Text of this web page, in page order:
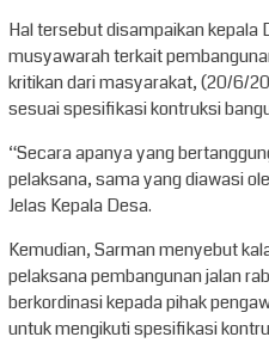
Hal tersebut disampaikan kepala
musyawarah terkait
kritikan dari masyarakat, (20/6/
sesuai spesifikasi kontruksi
“Secara apanya yang
pelaksana, sama yang diawasi
Jelas Kepala Desa.
Kemudian, Sarman menyebut
pelaksana pembangunan jalan
berkordinasi kepada pihak
untuk mengikuti spesifikasi